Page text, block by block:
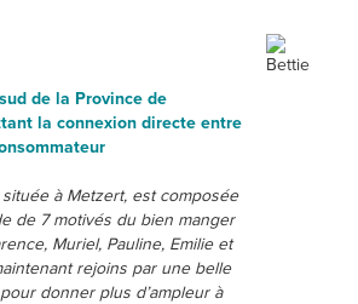
de la Province de
la connexion directe entre
à Metzert, est composée
de 7 motivés du bien manger
Muriel, Pauline, Emilie et
rejoins par une belle
donner plus d’ampleur à